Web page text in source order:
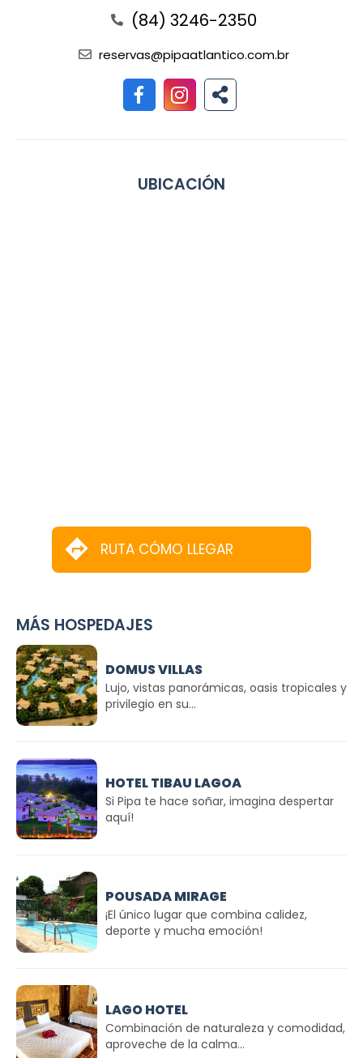
(84) 3246-2350
reservas@pipaatlantico.com.br
UBICACIÓN
RUTA CÓMO LLEGAR
MÁS HOSPEDAJES
DOMUS VILLAS
Lujo, vistas panorámicas, oasis tropicales y
privilegio en su...
HOTEL TIBAU LAGOA
Si Pipa te hace soñar, imagina despertar
aquí!
POUSADA MIRAGE
¡El único lugar que combina calidez,
deporte y mucha emoción!
LAGO HOTEL
Combinación de naturaleza y comodidad,
aproveche de la calma...